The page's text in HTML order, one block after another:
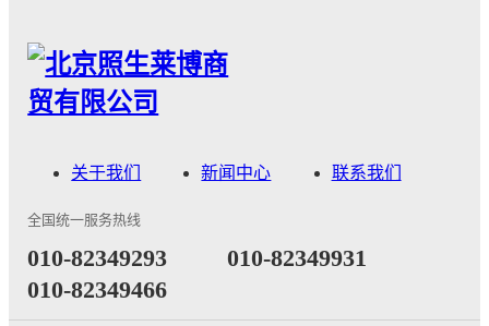
关于我们 新闻中心 联系我们
全国统一服务热线
​010-82349293
010-82349931
010-82349466